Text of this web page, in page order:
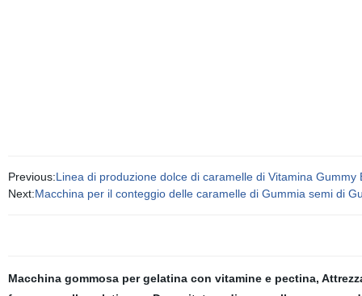
Previous:Linea di produzione dolce di caramelle di Vitamina
Next:Macchina per il conteggio delle caramelle di Gummia semi di
Macchina gommosa per gelatina con vitamine e pectina,